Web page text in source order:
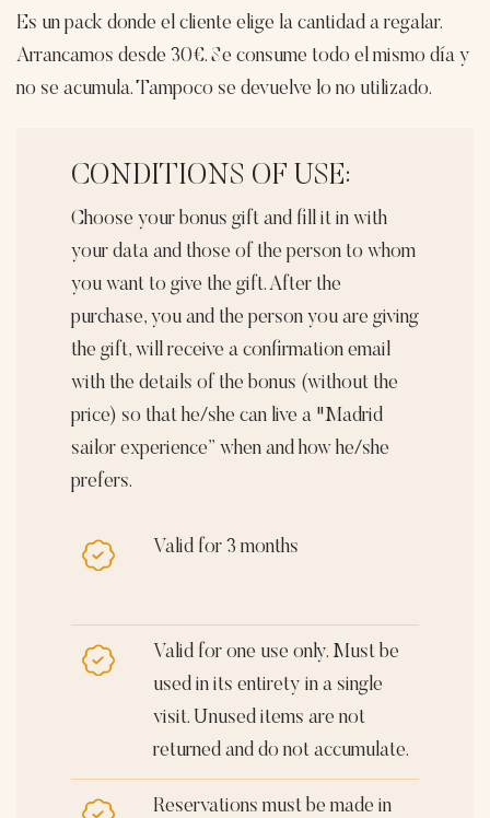
TÚ
ELIGES
Es un pack donde el cliente elige la cantidad a regalar.
Arrancamos desde 30€. Se consume todo el mismo día y
no se acumula. Tampoco se devuelve lo no utilizado.
CONDITIONS OF USE:
Choose your bonus gift and fill it in with
your data and those of the person to whom
you want to give the gift. After the
purchase, you and the person you are giving
the gift, will receive a confirmation email
with the details of the bonus (without the
price) so that he/she can live a "Madrid
sailor experience” when and how he/she
prefers.
Valid for 3 months
Valid for one use only. Must be
used in its entirety in a single
visit. Unused items are not
returned and do not accumulate.
Reservations must be made in